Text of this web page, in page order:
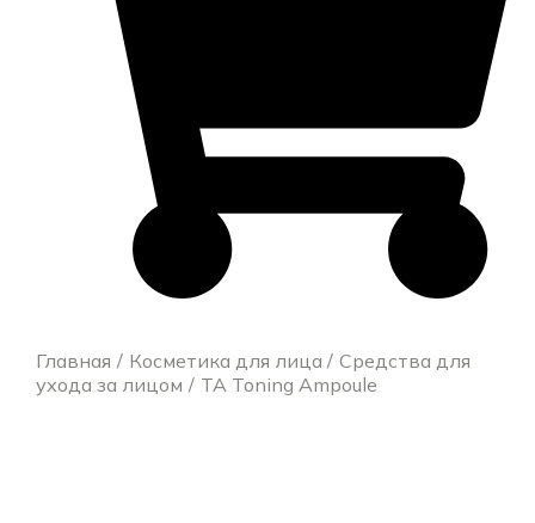
Главная Косметика для лица
Средства для
ухода за лицом
TA Toning Ampoule